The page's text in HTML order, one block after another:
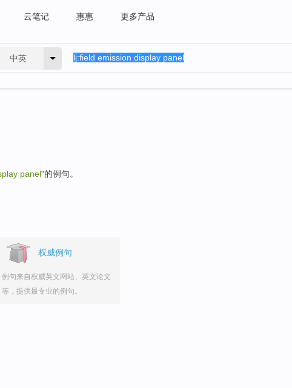
云笔记 惠惠 更多产品
中英
panel"的例句。
权威例句
例句来自权威英文网站、英文论文
等，提供最专业的例句。